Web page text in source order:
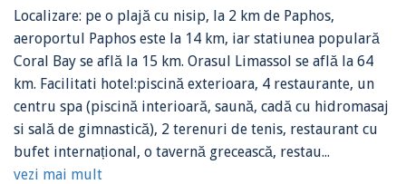
Localizare: pe o plajă cu nisip, la 2 km de Paphos,
aeroportul Paphos este la 14 km, iar statiunea populară
Coral Bay se află la 15 km. Orasul Limassol se află la 64
km. Facilitati hotel:piscină exterioara, 4 restaurante, un
centru spa (piscină interioară, saună, cadă cu hidromasaj
si sală de gimnastică), 2 terenuri de tenis, restaurant cu
bufet internațional, o tavernă grecească, restau...
vezi mai mult